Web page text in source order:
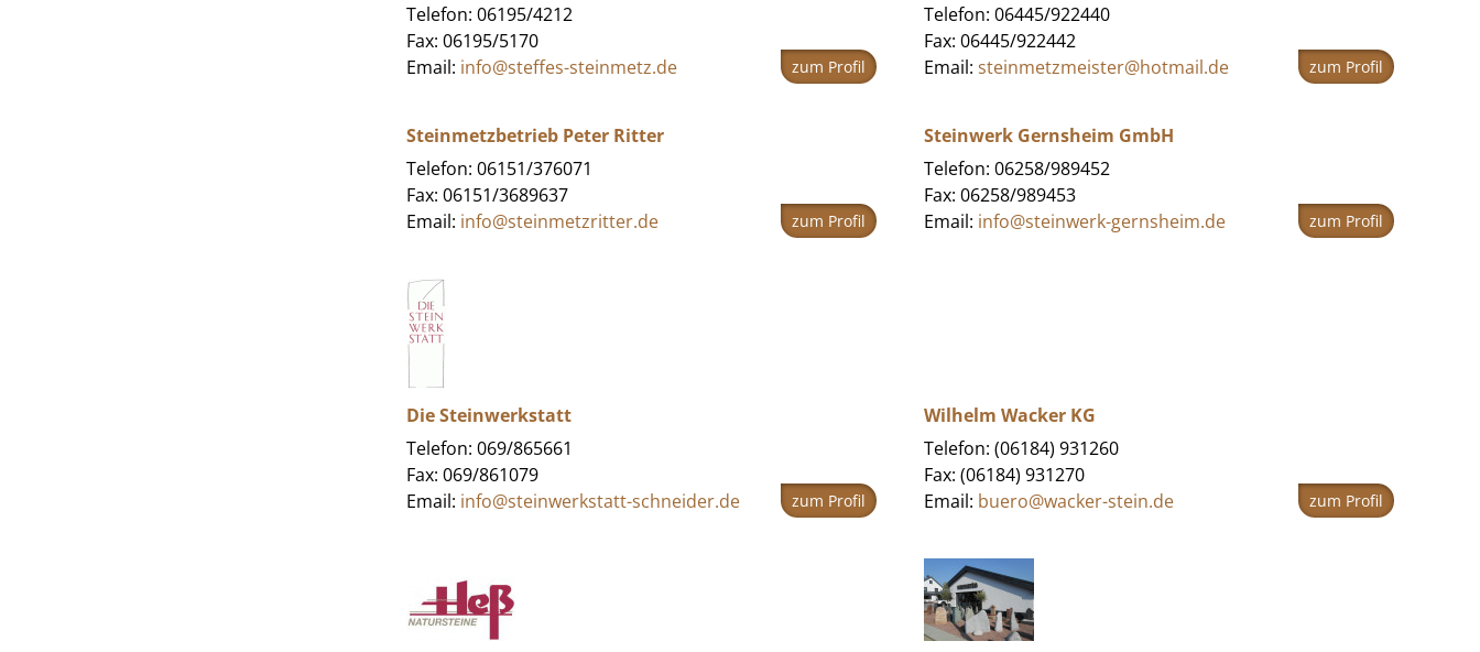
Telefon: 06195/4212
Fax: 06195/5170
Email: info@steffes-steinmetz.de zum Profil
Telefon: 06445/922440
Fax: 06445/922442
Email: steinmetzmeister@hotmail.de zum Profil
Steinmetzbetrieb Peter Ritter
Telefon: 06151/376071
Fax: 06151/3689637
Email: info@steinmetzritter.de zum Profil
Steinwerk Gernsheim GmbH
Telefon: 06258/989452
Fax: 06258/989453
Email: info@steinwerk-gernsheim.de zum Profil
Die Steinwerkstatt
Telefon: 069/865661
Fax: 069/861079
Email: info@steinwerkstatt-schneider.de zum Profil
Wilhelm Wacker KG
Telefon: (06184) 931260
Fax: (06184) 931270
Email: buero@wacker-stein.de zum Profil